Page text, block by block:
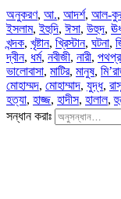
অনুকরণ, আ., আদর্শ, আল-
ইসলাম,ইহুদি, ঈসা, উহুদ,
খন্দক, খৃষ্টান, খ্রিস্টান, ঘটনা,
দ্বীন, ধর্ম, নবীজী, নারী,
ভালোবাসা, মাটির, মানুষ,
মোহাম্মদ, মোহাম্মাদ, যুদ্ধ,
হত্যা, হাজ্জ, হাদীস, হালাল,
সন্ধান করাঃ